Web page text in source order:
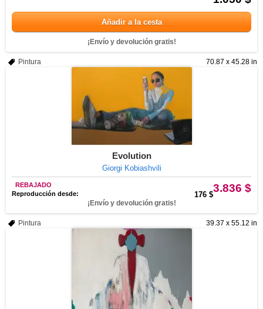
Añadir a la cesta
¡Envío y devolución gratis!
70.87 x 45.28 in
Pintura
Evolution
Giorgi Kobiashvili
3.836 $
REBAJADO
Reproducción desde:
176 $
¡Envío y devolución gratis!
39.37 x 55.12 in
Pintura